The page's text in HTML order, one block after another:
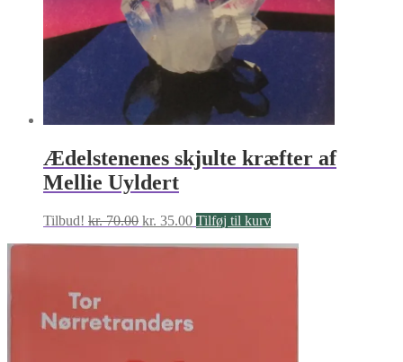
Ædelstenenes skjulte kræfter af
Mellie Uyldert
Tilbud! kr.70.00 Den
pris
kr. 35.00Den
pris
Tilføj til kurv